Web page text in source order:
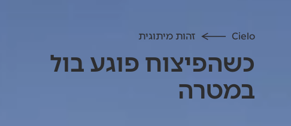
Cielo זהות מיתוגית
כשהפיצוח פוגע בול
במטרה